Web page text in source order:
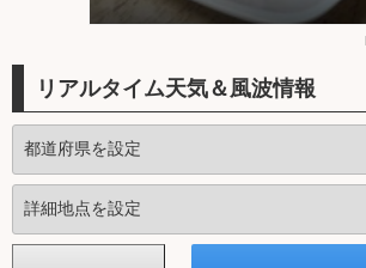
リアルタイム天気＆風波情報